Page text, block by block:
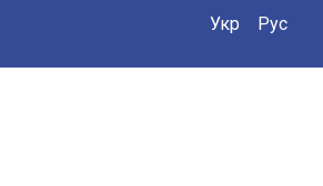
Укр Рус